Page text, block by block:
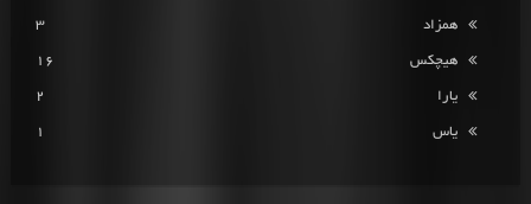
همزاد 3
هیچکس 16
یارا 2
یاس 1